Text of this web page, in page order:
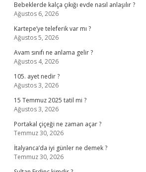
Bebeklerde kalça çıkığı evde nasıl anlaşılır ?
Ağustos 6, 2026
Kartepe’ye teleferik var mı ?
Ağustos 5, 2026
Avam sınıfı ne anlama gelir ?
Ağustos 4, 2026
105. ayet nedir ?
Ağustos 3, 2026
15 Temmuz 2025 tatil mi ?
Ağustos 3, 2026
Portakal çiçeği ne zaman açar ?
Temmuz 30, 2026
İtalyanca’da iyi günler ne demek ?
Temmuz 30, 2026